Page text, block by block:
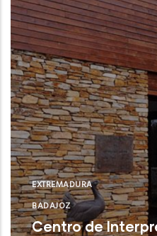
EXTREMADURA
BADAJOZ
Centro de